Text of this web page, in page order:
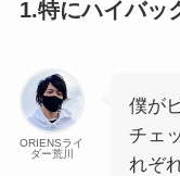
1.特にハイバッ
ORIENSライ
ダー荒川
僕が
チェ
れぞ